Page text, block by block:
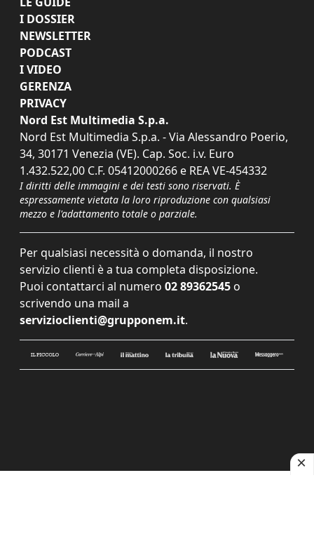
I DOSSIER
NEWSLETTER
PODCAST
I VIDEO
GERENZA
PRIVACY
Nord Est Multimedia S.p.a.
Nord Est Multimedia S.p.a. - Via Alessandro Poerio,
34, 30171 Venezia (VE). Cap. Soc. i.v. Euro
1.432.522,00 C.F. 05412000266 e REA VE-454332
I diritti delle immagini e dei testi sono riservati. È
espressamente vietata la loro riproduzione con qualsiasi
mezzo e l'adattamento totale o parziale.
Per qualsiasi necessità o domanda, il nostro
servizio clienti è a tua completa disposizione.
Puoi contattarci al numero 02 89362545 o
scrivendo una mail a
servizioclienti@grupponem.it.